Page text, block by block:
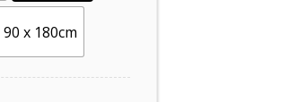
90 x 180cm